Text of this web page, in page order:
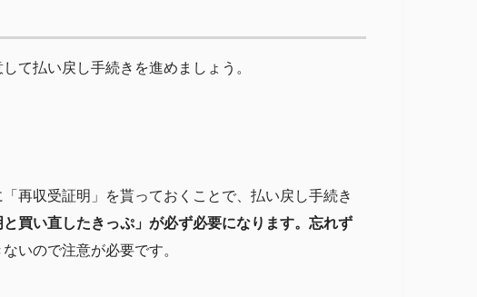
て払い戻し手続きを進めましょう。
再収受証明」を貰っておくことで、払い戻し手続き
買い直したきっぷ」が必ず必要になります。忘れず
いので注意が必要です。